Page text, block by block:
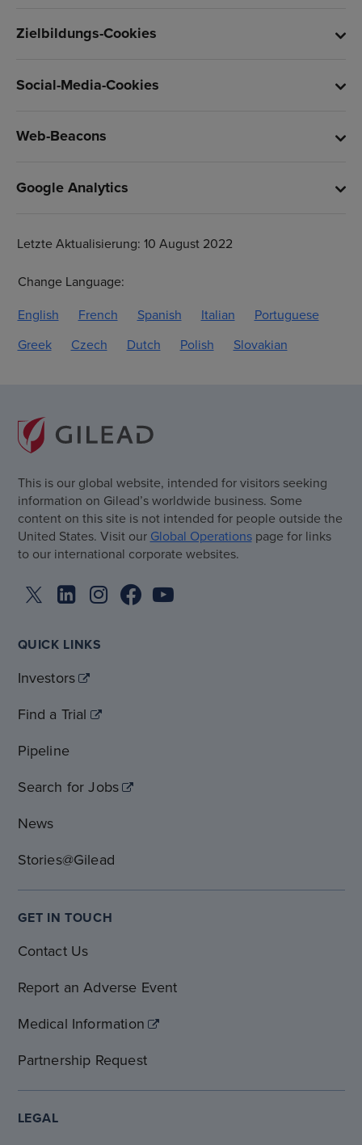
Zielbildungs-Cookies
Social-Media-Cookies
Web-Beacons
Google Analytics
Letzte Aktualisierung: 10 August 2022
Change Language:
English
French Spanish Italian
Portuguese
Greek
Czech Dutch Polish Slovakian
This is our global website, intended for visitors seeking
information on Gilead’s worldwide business. Some
content on this site is not intended for people outside the
United States. Visit our Global Operationspage for links
to our international corporate websites.
QUICK LINKS
Investors
Find a Trial
Pipeline
Search for Jobs
News
Stories@Gilead
GET IN TOUCH
Contact Us
Report an Adverse Event
Medical Information
Partnership Request
LEGAL